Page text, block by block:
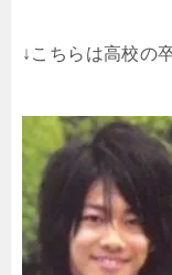
↓こちらは高校の